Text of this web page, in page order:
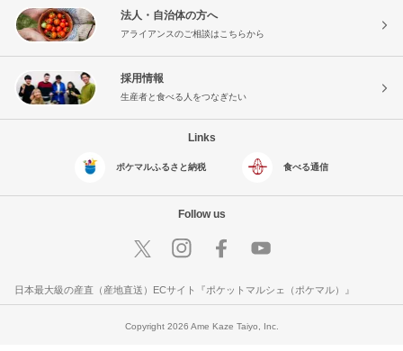
法人・自治体の方へ
アライアンスのご相談はこちらから
採用情報
生産者と食べる人をつなぎたい
Links
ポケマルふるさと納税 食べる通信
Follow us
日本最大級の産直（産地直送）ECサイト『ポケットマルシェ（ポケマル）』
Copyright 2026 Ame Kaze Taiyo, Inc.